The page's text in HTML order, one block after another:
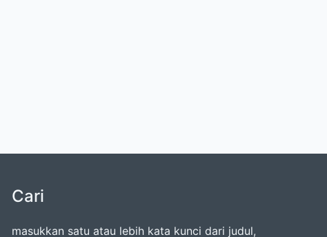
Cari
masukkan satu atau lebih kata kunci dari judul,